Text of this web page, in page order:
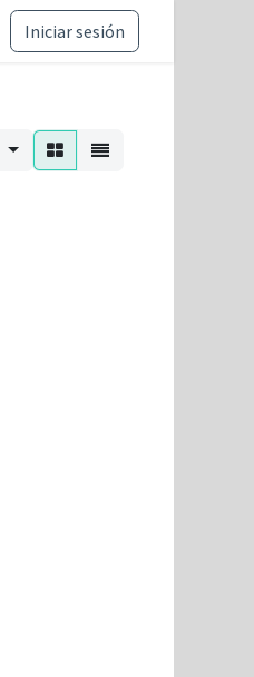
Iniciar sesión